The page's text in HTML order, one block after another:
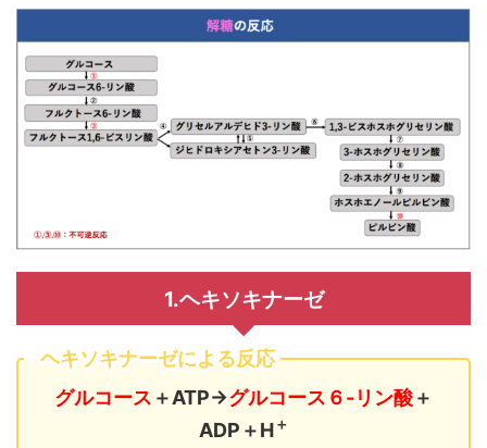
1.ヘキソキナーゼ
ヘキソキナーゼによる反応
グルコース ＋ATP→グルコース６-リン酸＋
ADP＋H＋